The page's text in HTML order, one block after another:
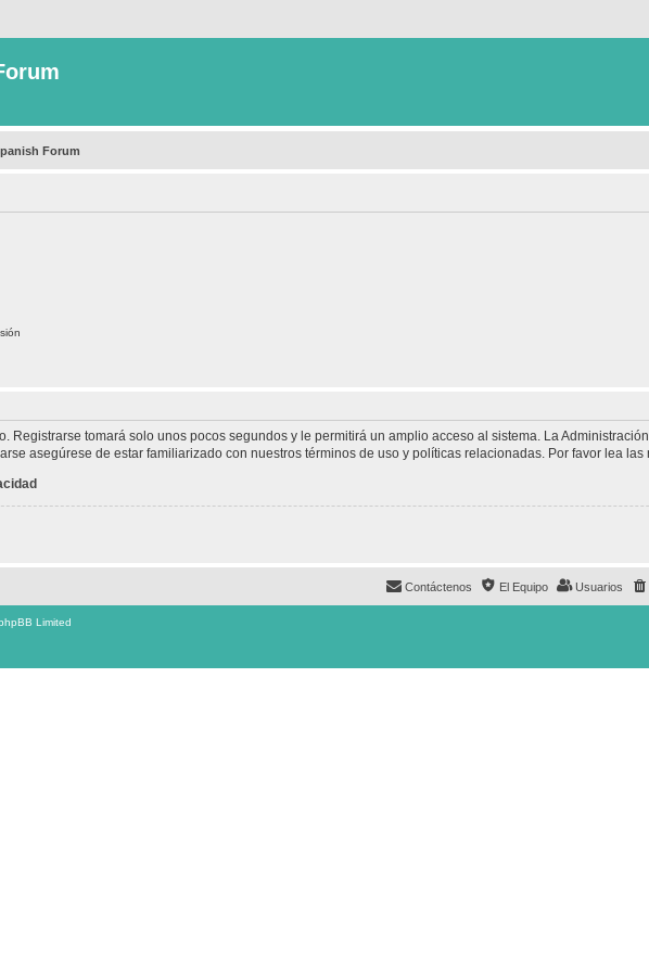
Forum
Registrarse tomará solo unos pocos segundos y le permitirá un amplio acceso al sistema. La
asegúrese de estar familiarizado con nuestros términos de uso y políticas relacionadas. Por favor lea
Usuarios
El Equipo
Contáctenos
Limited